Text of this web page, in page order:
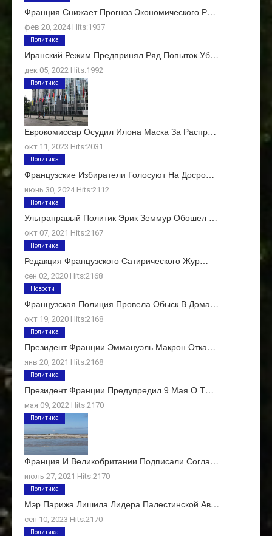
Франция Снижает Прогноз Экономического Р…
фев 20, 2024 Hits:1937
Иранский Режим Предпринял Ряд Попыток Уб…
дек 05, 2022 Hits:1992
Политика
Еврокомиссар Осудил Илона Маска За Распр…
окт 11, 2023 Hits:2031
Политика
Французские Избиратели Голосуют На Досро…
июнь 30, 2024 Hits:2112
Политика
Ультраправый Политик Эрик Земмур Обошел …
окт 07, 2021 Hits:2167
Политика
Редакция Французского Сатирического Жур…
сен 02, 2020 Hits:2168
Политика
Французская Полиция Провела Обыск В Дома…
окт 19, 2020 Hits:2168
Новости
Президент Франции Эммануэль Макрон Отка…
янв 20, 2021 Hits:2168
Политика
Президент Франции Предупредил 9 Мая О Т…
мая 09, 2022 Hits:2170
Политика
Франция И Великобритании Подписали Согла…
июль 27, 2021 Hits:2170
Политика
Мэр Парижа Лишила Лидера Палестинской Ав…
сен 10, 2023 Hits:2170
Политика
Политика